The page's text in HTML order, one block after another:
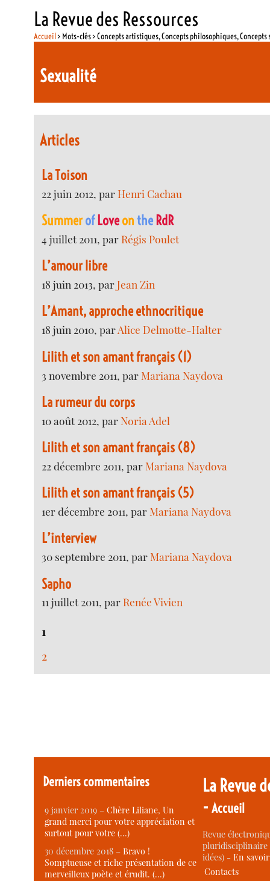
La Revue des Ressources
Accueil> Mots-clés > Concepts artistiques, Concepts philosophiques,
Sexualité
Articles
La Toison
22 juin 2012, parHenri Cachau
Summerof Loveon the RdR
4 juillet 2011, par Régis Poulet
L’amour libre
18 juin 2013, parJean Zin
L’Amant, approche ethnocritique
18 juin 2010, parAlice Delmotte-Halter
Lilith et son amant français (1)
3 novembre 2011, parMariana Naydova
La rumeur du corps
10 août 2012, parNoria Adel
Lilith et son amant français (8)
22 décembre 2011, parMariana Naydova
Lilith et son amant français (5)
1er décembre 2011, parMariana Naydova
L’interview
30 septembre 2011, parMariana Naydova
Sapho
11 juillet 2011, par Renée Vivien
1
2
Derniers commentaires
9 janvier 2019 –Chère Liliane, Un
grand merci pour votre appréciation et
surtout pour votre (…)
30 décembre 2018 –Bravo !
Somptueuse et riche présentation de ce
merveilleux poète et érudit. (…)
La Revue
-Accueil
Revue
idées) -En
Contacts